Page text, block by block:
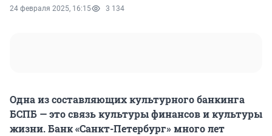
24 февраля 2025, 16:15 3 134
Одна из составляющих культурного банкинга
БСПБ — это связь культуры финансов и культуры
жизни. Банк «Санкт-Петербург» много лет